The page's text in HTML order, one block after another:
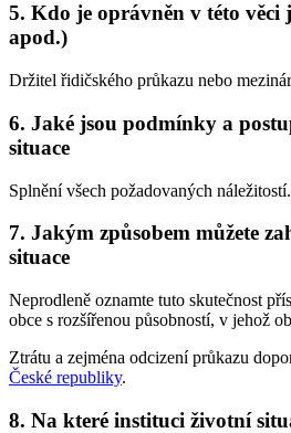
5. Kdo je oprávněn v této věci
apod.)
Držitel řidičského průkazu nebo
6. Jaké jsou podmínky a
situace
Splnění všech požadovaných náležitostí.
7. Jakým způsobem můžete
situace
Neprodleně oznamte tuto skutečnost
obce s rozšířenou působností, v jehož
Ztrátu a zejména odcizení průkazu
České republiky.
8. Na které instituci životní